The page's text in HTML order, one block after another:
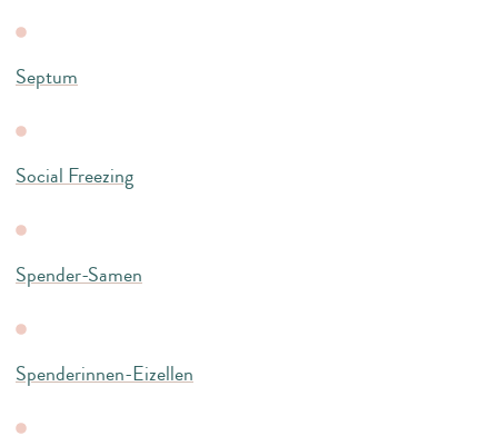
Septum
Social Freezing
Spender-Samen
Spenderinnen-Eizellen